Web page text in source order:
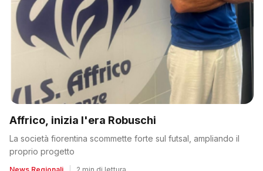
Affrico, inizia l'era Robuschi
La società fiorentina scommette forte sul futsal, ampliando il
proprio progetto